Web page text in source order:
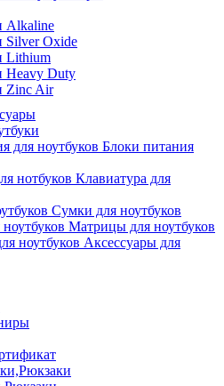
Alkaline
Silver Oxide
Lithium
Heavy Duty
Zinc Air
Блоки питания
Клавиатура для
Сумки для ноутбуков
Матрицы для ноутбуков
Аксессуары для